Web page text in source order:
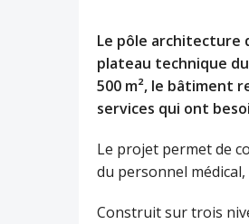
Le pôle architecture
plateau technique
500 m², le bâtiment
services qui ont
Le projet permet de
du personnel
Construit sur trois